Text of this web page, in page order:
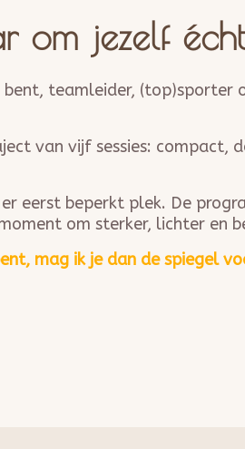
om jezelf
bent, teamleider,
van vijf sessies:
eerst beperkt plek. De
om sterker, lichter en
mag ik je dan de spiegel